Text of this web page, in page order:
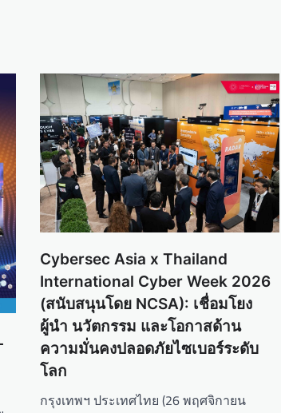
Cybersec Asia x Thailand
International Cyber ​​Week 2026
(สนับสนุนโดย NCSA): เชื่อมโยง
ผู้นำ นวัตกรรม และโอกาสด้าน
ความมั่นคงปลอดภัยไซเบอร์ระดับ
โลก
กรุงเทพฯ ประเทศไทย (26 พฤศจิกายน